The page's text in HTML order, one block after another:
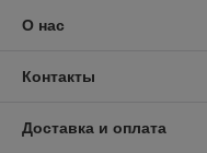
О нас
Контакты
Доставка и оплата